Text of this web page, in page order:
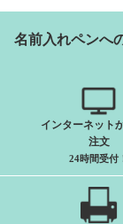
名前入れペンへ
インターネット
注文
24時間受付